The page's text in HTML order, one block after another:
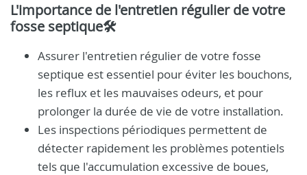
L'importance de l'entretien régulier de votre
fosse septique🛠️
Assurer l'entretien régulier de votre fosse
septique est essentiel pour éviter les bouchons,
les reflux et les mauvaises odeurs, et pour
prolonger la durée de vie de votre installation.
Les inspections périodiques permettent de
détecter rapidement les problèmes potentiels
tels que l'accumulation excessive de boues,